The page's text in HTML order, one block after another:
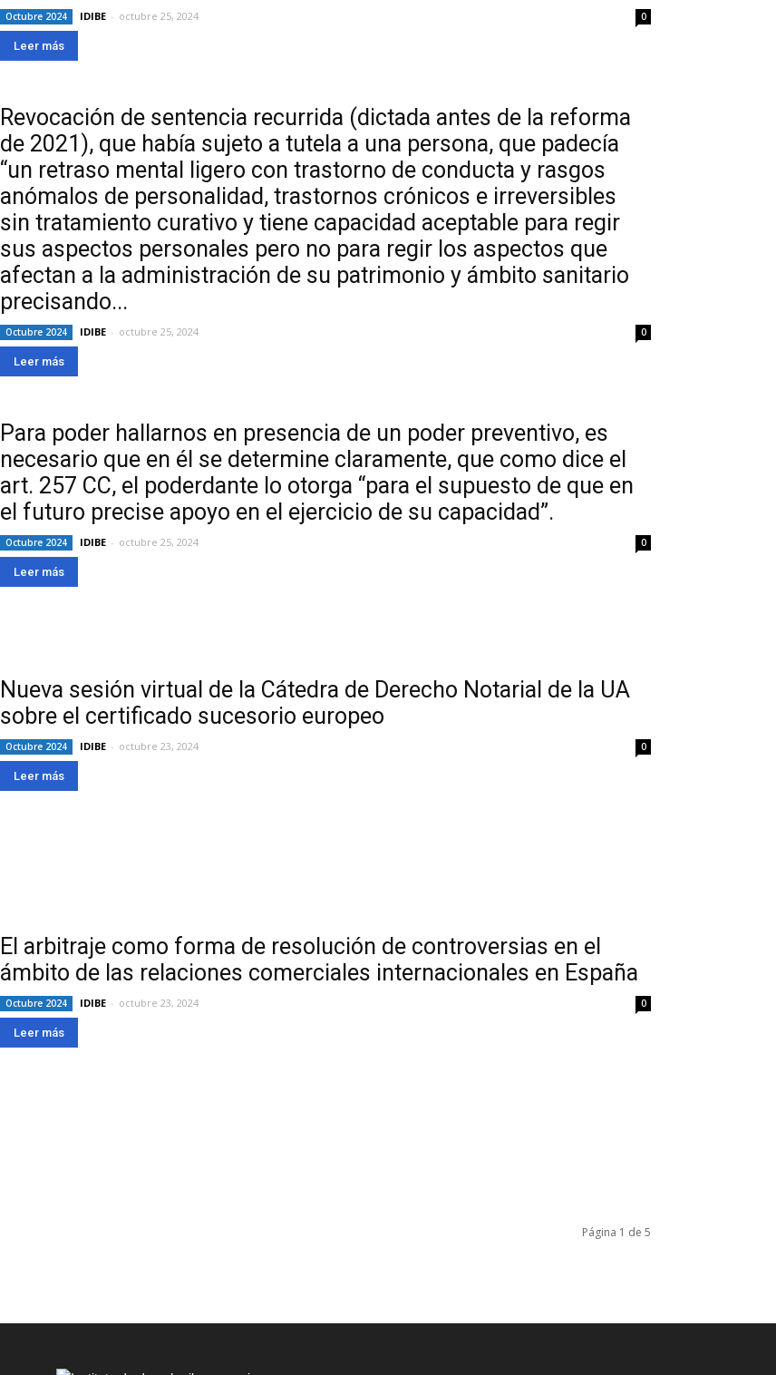
Octubre 2024 IDIBE - octubre 25, 2024 0
Leer más
Revocación de sentencia recurrida (dictada antes de la reforma
de 2021), que había sujeto a tutela a una persona, que padecía
“un retraso mental ligero con trastorno de conducta y rasgos
anómalos de personalidad, trastornos crónicos e irreversibles
sin tratamiento curativo y tiene capacidad aceptable para regir
sus aspectos personales pero no para regir los aspectos que
afectan a la administración de su patrimonio y ámbito sanitario
precisando...
Octubre 2024 IDIBE - octubre 25, 2024 0
Leer más
Para poder hallarnos en presencia de un poder preventivo, es
necesario que en él se determine claramente, que como dice el
art. 257 CC, el poderdante lo otorga “para el supuesto de que en
el futuro precise apoyo en el ejercicio de su capacidad”.
Octubre 2024 IDIBE - octubre 25, 2024 0
Leer más
Nueva sesión virtual de la Cátedra de Derecho Notarial de la UA
sobre el certificado sucesorio europeo
Octubre 2024 IDIBE - octubre 23, 2024 0
Leer más
El arbitraje como forma de resolución de controversias en el
ámbito de las relaciones comerciales internacionales en España
Octubre 2024 IDIBE - octubre 23, 2024 0
Leer más
Página 1 de 5